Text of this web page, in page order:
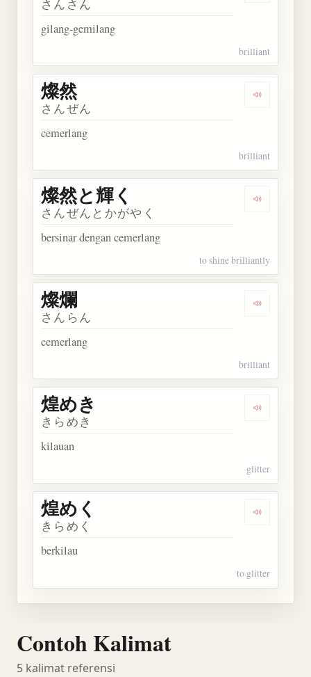
さんさん
gilang-gemilang
brilliant
Dengarkan
燦然
さんぜん
cemerlang
brilliant
Dengarkan
燦然と輝く
さんぜんとかがやく
bersinar dengan cemerlang
to shine brilliantly
Dengarkan
燦爛
さんらん
cemerlang
brilliant
Dengarkan
煌めき
きらめき
kilauan
glitter
Dengarkan
煌めく
きらめく
berkilau
to glitter
Contoh Kalimat
5 kalimat referensi